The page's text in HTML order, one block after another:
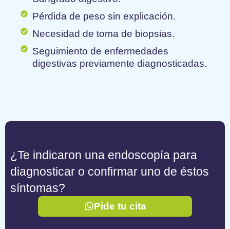
Pérdida de peso sin explicación.
Necesidad de toma de biopsias.
Seguimiento de enfermedades
digestivas previamente diagnosticadas.
¿Te indicaron una endoscopía para
diagnosticar o confirmar uno de éstos
síntomas?
Pide tu cita